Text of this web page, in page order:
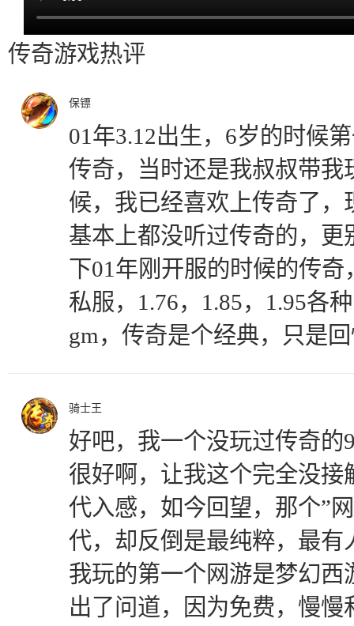
传奇游戏热评
保镖
01年3.12出生，6岁的时候
传奇，当时还是我叔叔带我
候，我已经喜欢上传奇了
基本上都没听过传奇的，
下01年刚开服的时候的传
私服，1.76，1.85，1.95各
gm，传奇是个经典，只是
骑士王
好吧，我一个没玩过传奇的
很好啊，让我这个完全没
代入感，如今回望，那个”
代，却反倒是最纯粹，最
我玩的第一个网游是梦幻西
出了问道，因为免费，慢